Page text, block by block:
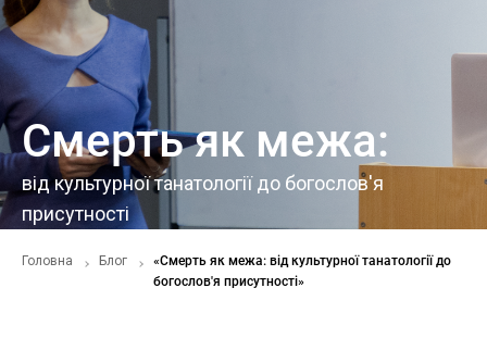
Смерть як межа:
від культурної танатології до богослов'я
присутності
Головна Блог
«Смерть як межа: від культурної танатології до
богослов'я присутності»